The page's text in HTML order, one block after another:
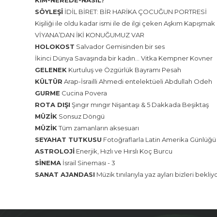
SÖYLEŞİ İDİL BİRET: BİR HARİKA ÇOCUĞUN PORTRESİ
Kişiliği ile oldu kadar ismi ile de ilgi çeken Aşkım Kapışmak
VİYANA’DAN İKİ KONUĞUMUZ VAR
HOLOKOST Salvador Gemisinden bir ses
İkinci Dünya Savaşında bir kadın… Vitka Kempner Kovner
GELENEK Kurtuluş ve Özgürlük Bayramı Pesah
KÜLTÜR Arap-İsrailli Ahmedi entelektüeli Abdullah Odeh
GURME Cucina Povera
ROTA DIŞI Şıngır mıngır Nişantaşı & 5 Dakkada Beşiktaş
MÜZİK Sonsuz Döngü
MÜZİKTüm zamanların aksesuarı
SEYAHAT TUTKUSU Fotoğraflarla Latin Amerika Günlüğü
ASTROLOJİ Enerjik, Hızlı ve Hırslı Koç Burcu
SİNEMA İsrail Sineması - 3
SANAT AJANDASI Müzik tınılarıyla yaz ayları bizleri